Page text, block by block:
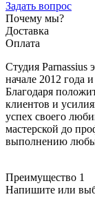
Задать вопрос
Почему мы?
Доставка
Оплата
Студия Parnassius
начале 2012 года
Благодаря
клиентов и
успех своего
мастерской до
выполнению
Преимущество 1
Напишите или